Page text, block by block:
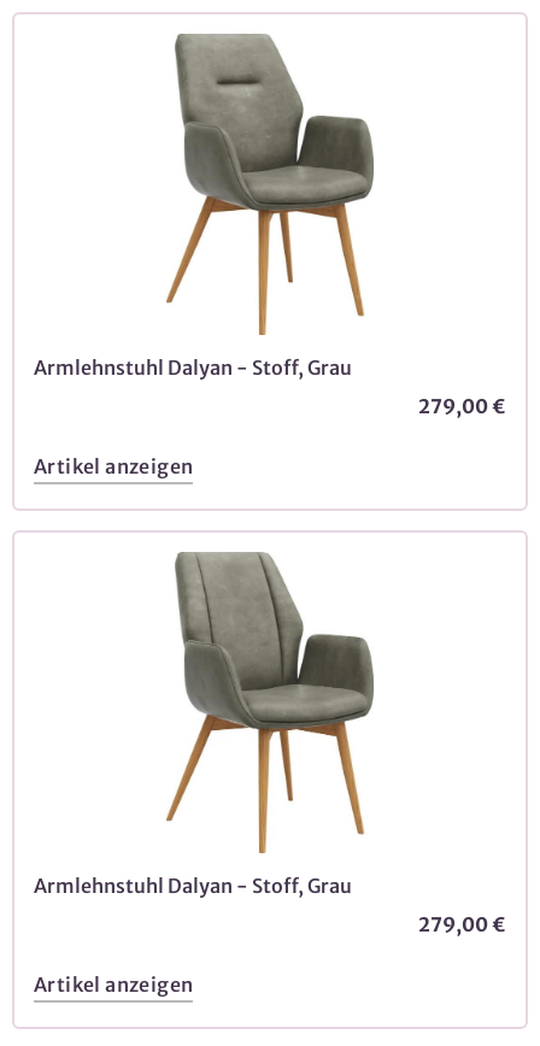
Armlehnstuhl Dalyan - Stoff, Grau
279,00 €
Artikel anzeigen
Armlehnstuhl Dalyan - Stoff, Grau
279,00 €
Artikel anzeigen